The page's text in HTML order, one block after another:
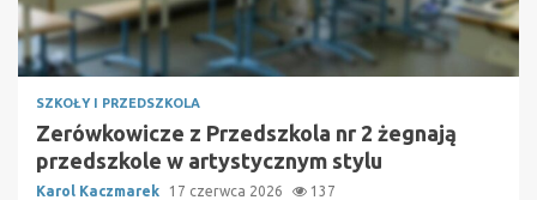
SZKOŁY I PRZEDSZKOLA
Zerówkowicze z Przedszkola nr 2 żegnają
przedszkole w artystycznym stylu
Karol Kaczmarek 17 czerwca 2026 137